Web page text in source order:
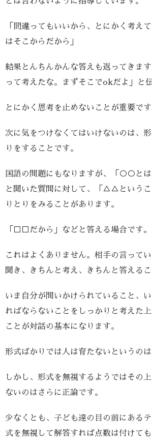
「間違ってもいいから、とにかく考え
はそこからだから」
結果とんちんかんな答えも返ってきま
って考えたな。まずそこでokだよ」と
とにかく思考を止めないことが重要です
次に気をつけなくてはいけないのは、
りをすることです。
国語の問題にもなりますが、「○○とは
と聞いた質問に対して、「△△という
りとりをみることがあります。
「□□だから」などと答える場合です。
これはよくありません。相手の言って
聞き、きちんと考え、きちんと答えるこ
いま自分が問いかけられていること、
ればならないことをしっかりと考えた
ことが対話の基本になります。
形式ばかりでは人は育たないというのは
しかし、形式を無視するようではその
ないのはさらに正論です。
少なくとも、子ども達の目の前にある
式を無視して解答すれば点数は付けても